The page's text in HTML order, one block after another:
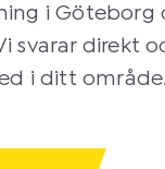
i
svarar direkt
i ditt område.